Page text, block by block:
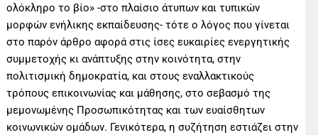
ολόκληρο το βίο» -στο πλαίσιο άτυπων και τυπικών
μορφών ενήλικης εκπαίδευσης- τότε ο λόγος που γίνεται
στο παρόν άρθρο αφορά στις ίσες ευκαιρίες ενεργητικής
συμμετοχής κι ανάπτυξης στην κοινότητα, στην
πολιτισμική δημοκρατία, και στους εναλλακτικούς
τρόπους επικοινωνίας και μάθησης, στο σεβασμό της
μεμονωμένης Προσωπικότητας και των ευαίσθητων
κοινωνικών ομάδων. Γενικότερα, η συζήτηση εστιάζει στην